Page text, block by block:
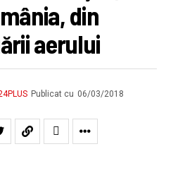
din
aerului
Publicat cu 06/03/2018